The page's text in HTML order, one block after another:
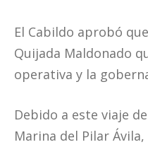
El Cabildo aprobó
Quijada Maldonado
operativa y la
Debido a este viaje
Marina del Pilar